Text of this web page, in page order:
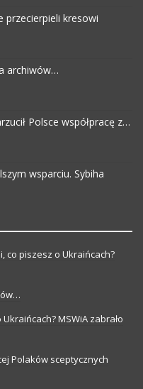
przecierpieli kresowi
archiwów…
Polsce współpracę z…
wsparciu. Sybiha
co piszesz o Ukraińcach?
MSWiA zabrało
Polaków sceptycznych